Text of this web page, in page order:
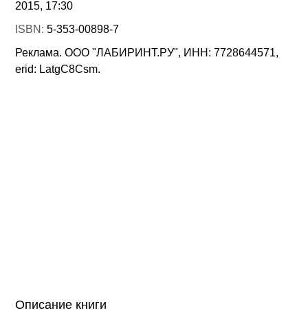
2015, 17:30
ISBN:5-353-00898-7
Реклама. ООО "ЛАБИРИНТ.РУ", ИНН: 7728644571,
erid: LatgC8Csm.
Описание книги